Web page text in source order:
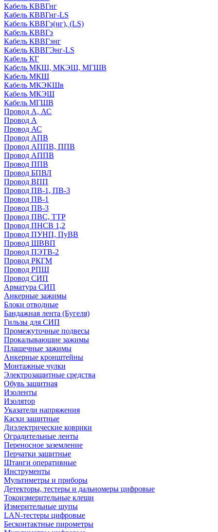
Кабель КВВГнг
Кабель КВВГнг-LS
Кабель КВВГэ(нг), (LS)
Кабель КВВГэ
Кабель КВВГэнг
Кабель КВВГЭнг-LS
Кабель КГ
Кабель МКШ, МКЭШ, МГШВ
Кабель МКШ
Кабель МКЭКШв
Кабель МКЭШ
Кабель МГШВ
Провод А, АС
Провод А
Провод АС
Провод АПВ
Провод АППВ, ППВ
Провод АППВ
Провод ППВ
Провод БПВЛ
Провод ВПП
Провод ПВ-1, ПВ-3
Провод ПВ-1
Провод ПВ-3
Провод ПВС, ТТР
Провод ПНСВ 1,2
Провод ПУНП, ПуВВ
Провод ШВВП
Провод ПЭТВ-2
Провод РКГМ
Провод РПШ
Провод СИП
Арматура СИП
Анкерные зажимы
Блоки отводные
Бандажная лента (Бугеля)
Гильзы для СИП
Промежуточные подвесы
Прокалывающие зажимы
Плашечные зажимы
Анкерные кронштейны
Монтажные чулки
Электрозащитные средства
Обувь защитная
Изоленты
Изолятор
Указатели напряжения
Каски защитные
Диэлектрические коврики
Оградительные ленты
Переносное заземление
Перчатки защитные
Штанги оперативные
Инструменты
Мультиметры и приборы
Детекторы, тестеры и дальномеры цифровые
Токоизмерительные клещи
Измерительные щупы
LAN-тестеры цифровые
Бесконтактные пирометры